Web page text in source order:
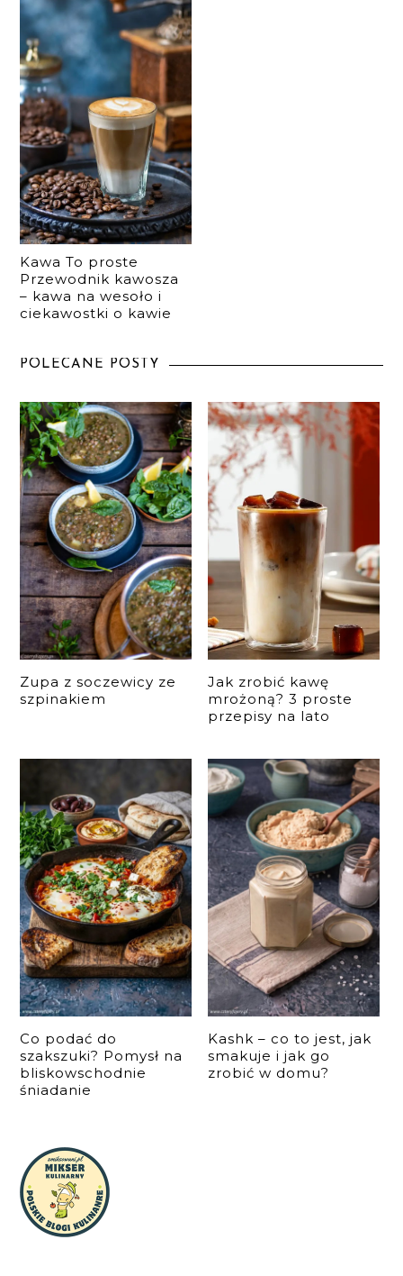
Kawa To proste
Przewodnik kawosza
– kawa na wesoło i
ciekawostki o kawie
POLECANE POSTY
Zupa z soczewicy ze
szpinakiem
Jak zrobić kawę
mrożoną? 3 proste
przepisy na lato
Co podać do
szakszuki? Pomysł na
bliskowschodnie
śniadanie
Kashk – co to jest, jak
smakuje i jak go
zrobić w domu?